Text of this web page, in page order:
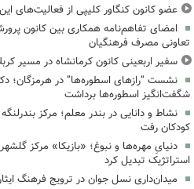
عضو کانون کنگاور کلیپی از فعالیت‌های
امضای تفاهم‌نامه همکاری بین کانون
تعاونی مصرف فرهنگیان
سفیر اربعینی کانون کرمانشاه در مسیر
نشست “رازهای اسطوره‌ها” در هرمزگان؛
شگفت‌انگیز اسطوره‌ها برداشت
نشاط و دانایی در بندر معلم؛ مرکز
کودکان رفت
دنیایِ مهره‌ها و نبوغ؛ «بازیکا» مرکز
استراتژیک تبدیل کرد
میدان‌داری نسل جوان در ترویج فرهنگ